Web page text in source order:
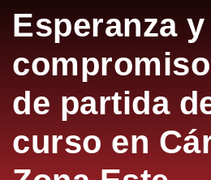
Esperanza y
de partida
curso en